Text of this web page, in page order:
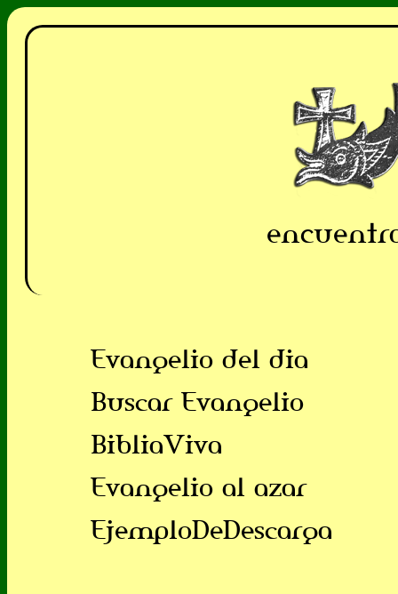
Evangelio del dia
Buscar Evangelio
BibliaViva
Evangelio al azar
EjemploDeDescarga